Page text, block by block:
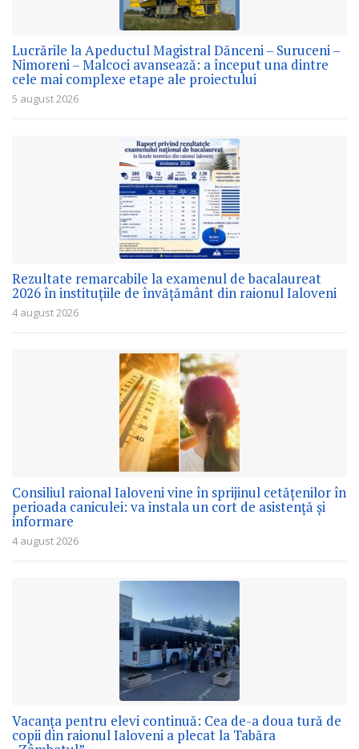
Lucrările la Apeductul Magistral Dănceni – Suruceni –
Nimoreni – Malcoci avansează: a început una dintre
cele mai complexe etape ale proiectului
5 august 2026
Rezultate remarcabile la examenul de bacalaureat
2026 în instituțiile de învățământ din raionul Ialoveni
4 august 2026
Consiliul raional Ialoveni vine în sprijinul cetățenilor în
perioada caniculei: va instala un cort de asistență și
informare
4 august 2026
Vacanța pentru elevi continuă: Cea de-a doua tură de
copii din raionul Ialoveni a plecat la Tabăra